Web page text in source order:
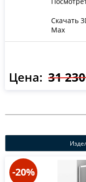
Скачать
Max
Цена: 31
-20%